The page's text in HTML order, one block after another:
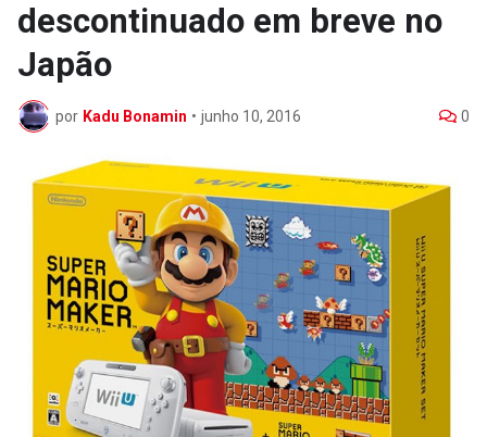
descontinuado em breve no
Japão
por Kadu Bonamin • junho 10, 2016 0